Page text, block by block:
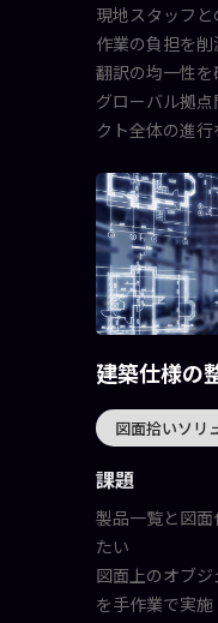
現地スタッフ
作業の負担を削
翻訳の均一性
グローバル拠
クト全体の進
建築仕様の
図面拾いソリ
課題
製品一覧と図
たい
図面上のオブ
を手作業で実施